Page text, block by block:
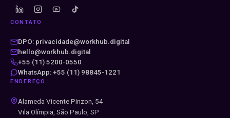
CONTATO
DPO: privacidade@workhub.digital
hello@workhub.digital
+55 (11) 5200-0550
WhatsApp: +55 (11) 98845-1221
ENDEREÇO
Alameda Vicente Pinzon, 54
Vila Olímpia, São Paulo, SP